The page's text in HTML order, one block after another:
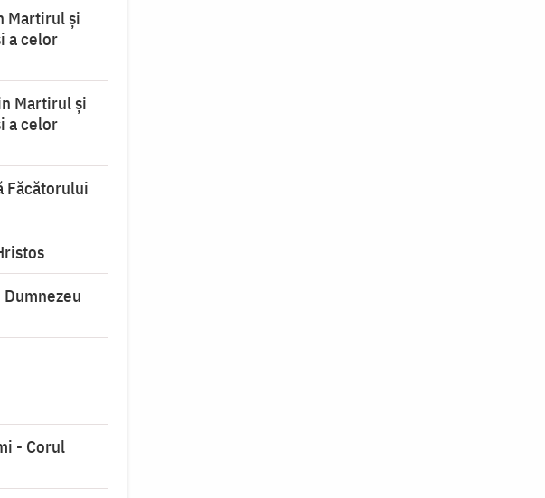
Martirul şi
a celor
Martirul şi
a celor
Făcătorului
- Corul